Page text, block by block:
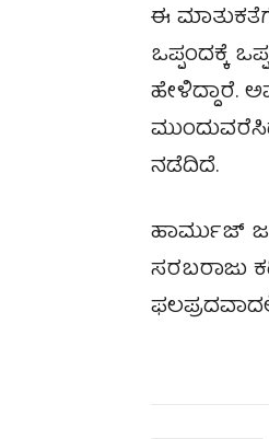
ಈ
ಒಪ್ಪಂದಕ್ಕೆ
ಹೇಳಿದ್ದಾರೆ.
ನಡೆದಿದೆ.
ಹಾರ್ಮುಜ್
ಸರಬರಾಜು